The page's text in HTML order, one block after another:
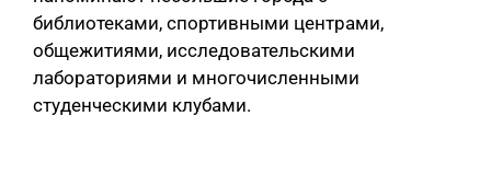
библиотеками, спортивными центрами,
общежитиями, исследовательскими
лабораториями и многочисленными
студенческими клубами.